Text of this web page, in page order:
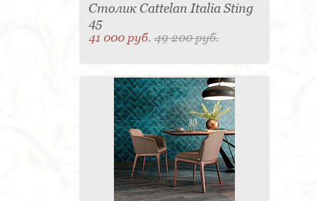
Столик Cattelan Italia Sting
45
41 000 руб.49 200 руб.